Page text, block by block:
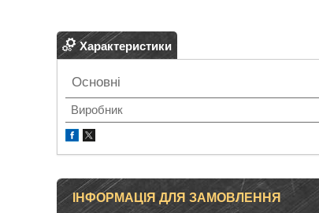
Характеристики
Основні
Виробник
ІНФОРМАЦІЯ ДЛЯ ЗАМОВЛЕННЯ